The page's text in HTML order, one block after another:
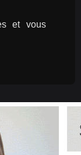
et vous